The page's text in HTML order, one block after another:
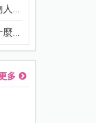
...
...
多